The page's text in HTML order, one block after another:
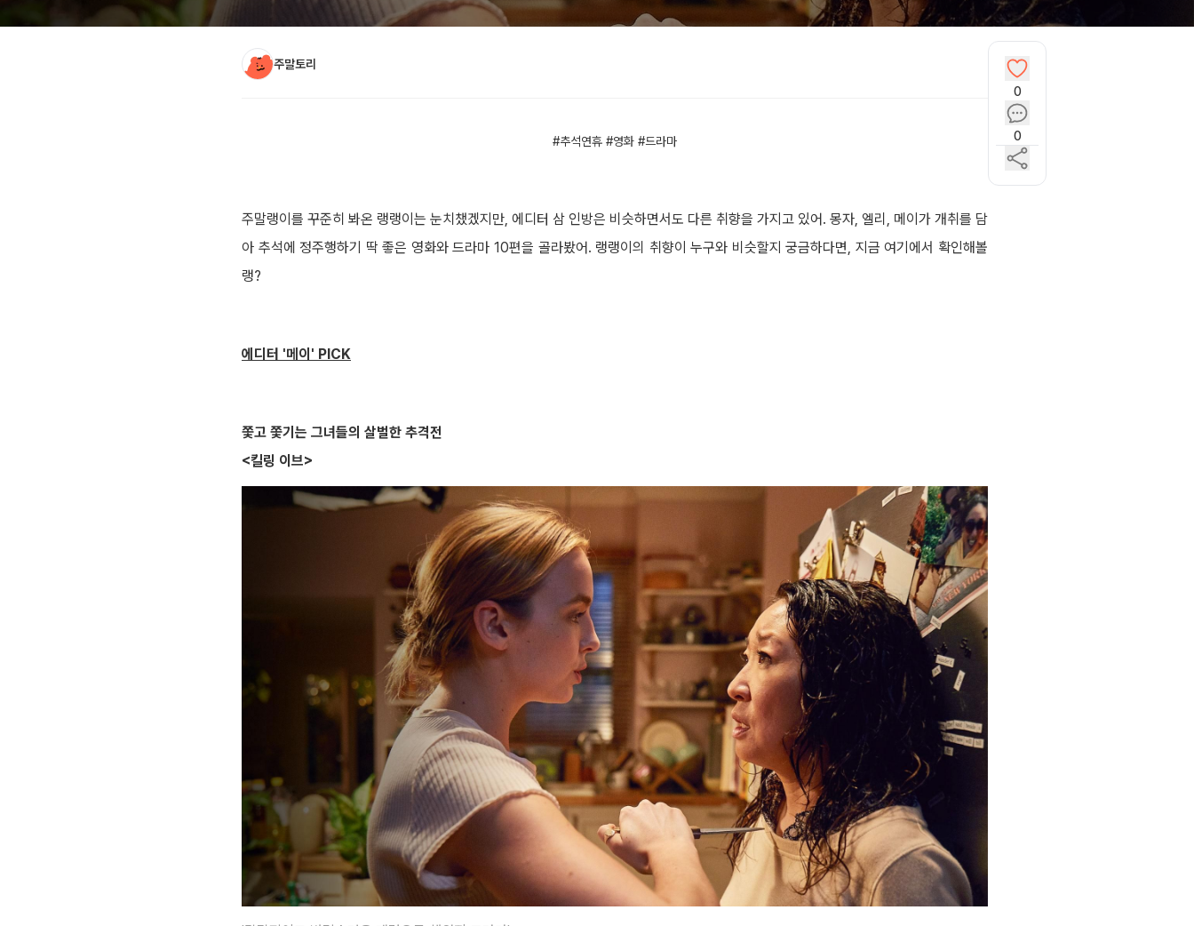
주말토리
#추석연휴 #영화 #드라마
주말랭이를 꾸준히 봐온 랭랭이는 눈치챘겠지만, 에디터 삼 인방은 비슷하면서도 다른 취향을 가지고 있어. 몽자, 엘리, 메이가 개취를 담
아 추석에 정주행하기 딱 좋은 영화와 드라마 10편을 골라봤어. 랭랭이의 취향이 누구와 비슷할지 궁금하다면, 지금 여기에서 확인해볼
랭?
에디터 '메이' PICK
쫓고 쫓기는 그녀들의 살벌한 추격전
<킬링 이브>
0
0